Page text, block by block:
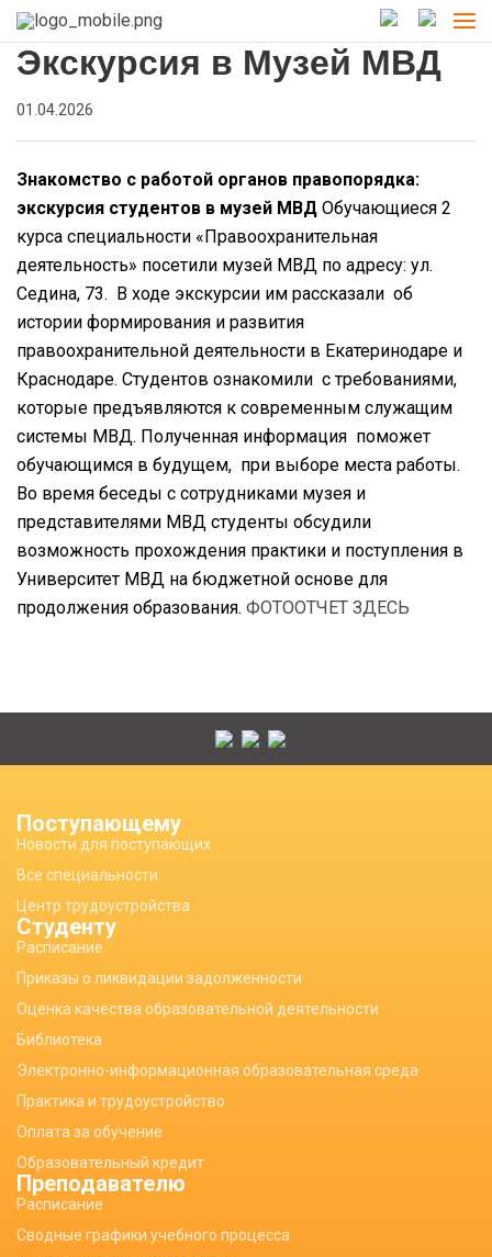
Экскурсия в Музей МВД
01.04.2026
Знакомство с работой органов правопорядка:
экскурсия студентов в музей МВД Обучающиеся 2
курса специальности «Правоохранительная
деятельность» посетили музей МВД по адресу: ул.
Седина, 73. В ходе экскурсии им рассказали об
истории формирования и развития
правоохранительной деятельности в Екатеринодаре и
Краснодаре. Студентов ознакомили с требованиями,
которые предъявляются к современным служащим
системы МВД. Полученная информация поможет
обучающимся в будущем, при выборе места работы.
Во время беседы с сотрудниками музея и
представителями МВД студенты обсудили
возможность прохождения практики и поступления в
Университет МВД на бюджетной основе для
продолжения образования. ФОТООТЧЕТ ЗДЕСЬ
Поступающему
Новости для поступающих
Все специальности
Центр трудоустройства
Студенту
Расписание
Приказы о ликвидации задолженности
Оценка качества образовательной деятельности
Библиотека
Электронно-информационная образовательная среда
Практика и трудоустройство
Оплата за обучение
Образовательный кредит
Преподавателю
Расписание
Сводные графики учебного процесса